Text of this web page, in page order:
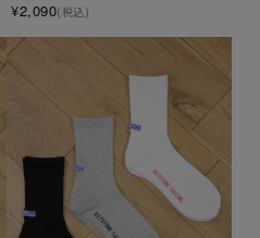
¥2,090(税込)